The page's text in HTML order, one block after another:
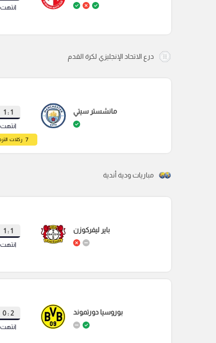
انتهت
درع الاتحاد الإنجليزي لكرة القدم
7 ركلات
مانشستر سيتي 1 : 1
انتهت
مباريات ودية أندية
باير ليفركوزن 1 : 1
انتهت
بوروسيا دورتموند 2 : 0
انتهت